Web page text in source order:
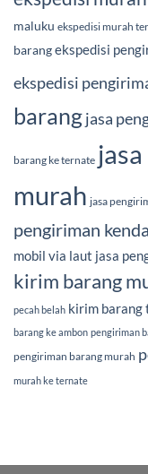
maluku ekspedisi murah
barangekspedisi
ekspedisi
barangjasa
barang ke ternate
murah jasa
pengiriman
mobil via laut jasa
kirim barang
pecah belah kirim barang
barang ke ambon pengiriman
pengiriman barang murah
murah ke ternate